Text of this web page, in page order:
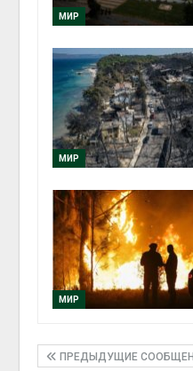
МИР
МИР
МИР
ПРЕДЫДУЩИЕ